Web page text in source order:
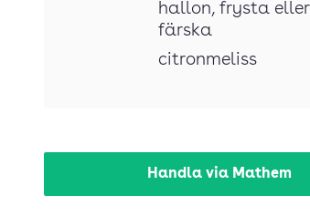
hallon, frysta eller
färska
citronmeliss
Handla via Mathem